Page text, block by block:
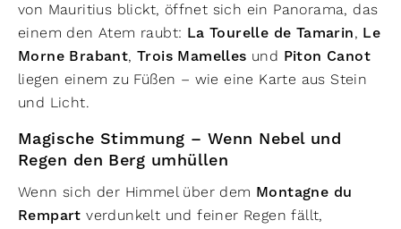
von Mauritius blickt, öffnet sich ein Panorama, das
einem den Atem raubt: La Tourelle de Tamarin, Le
Morne Brabant,Trois Mamelles und Piton Canot
liegen einem zu Füßen – wie eine Karte aus Stein
und Licht.
Magische Stimmung – Wenn Nebel und
Regen den Berg umhüllen
Wenn sich der Himmel über dem Montagne du
Rempart verdunkelt und feiner Regen fällt,